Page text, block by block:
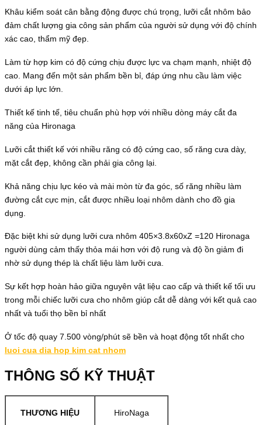
Khâu kiểm soát cân bằng động được chú trọng, lưỡi cắt nhôm bảo
đảm chất lượng gia công sản phẩm của người sử dụng với độ chính
xác cao, thẩm mỹ đẹp.
Làm từ hợp kim có độ cứng chịu được lực va chạm mạnh, nhiệt độ
cao. Mang đến một sản phẩm bền bỉ, đáp ứng nhu cầu làm việc
dưới áp lực lớn.
Thiết kế tinh tế, tiêu chuẩn phù hợp với nhiều dòng máy cắt đa
năng của Hironaga
Lưỡi cắt thiết kế với nhiều răng có độ cứng cao, số răng cưa dày,
mặt cắt đẹp, không cần phải gia công lại.
Khả năng chịu lực kéo và mài mòn từ đa góc, số răng nhiều làm
đường cắt cực mịn, cắt được nhiều loại nhôm dành cho đồ gia
dụng.
Đặc biệt khi sử dụng lưỡi cưa nhôm 405×3.8x60xZ =120 Hironaga
người dùng cảm thấy thỏa mái hơn với độ rung và độ ồn giảm đi
nhờ sử dụng thép là chất liệu làm lưỡi cưa.
Sự kết hợp hoàn hảo giữa nguyên vật liệu cao cấp và thiết kế tối ưu
trong mỗi chiếc lưỡi cưa cho nhôm giúp cắt dễ dàng với kết quả cao
nhất và tuổi thọ bền bỉ nhất
Ở tốc độ quay 7.500 vòng/phút sẽ bền và hoạt động tốt nhất cho
luoi cua dia hop kim cat nhom
THÔNG SỐ KỸ THUẬT
THƯƠNG HIỆU HiroNaga